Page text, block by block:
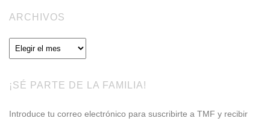
ARCHIVOS
Archivos
¡SÉ PARTE DE LA FAMILIA!
Introduce tu correo electrónico para suscribirte a TMF y recibir